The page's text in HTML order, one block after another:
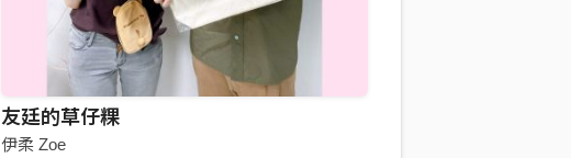
友廷的草仔粿
伊柔 Zoe